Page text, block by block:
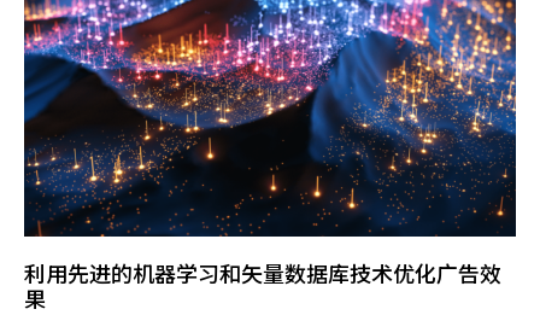
利用先进的机器学习和矢量数据库技术优化广告效
果